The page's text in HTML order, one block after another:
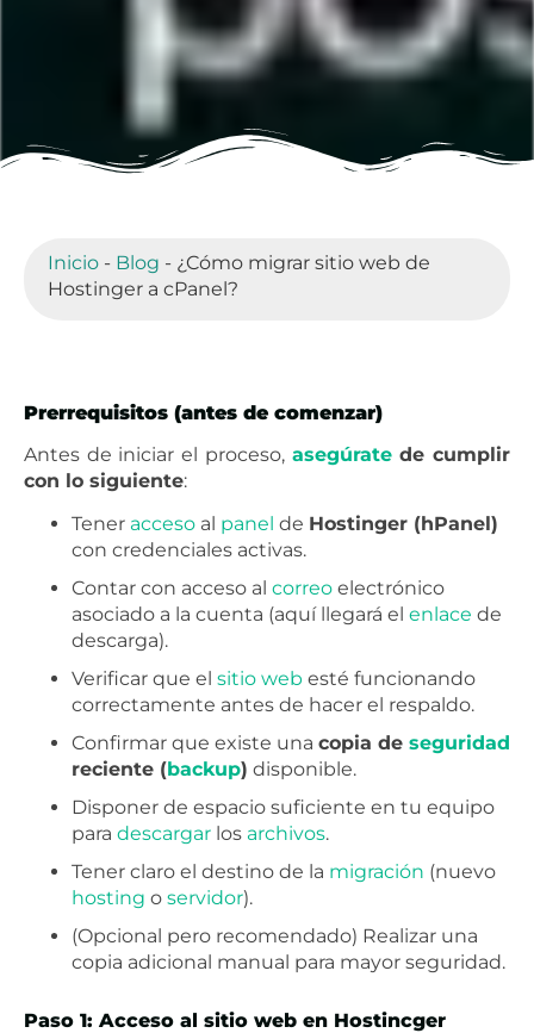
Inicio - Blog - ¿Cómo migrar sitio web de
Hostinger a cPanel?
Prerrequisitos (antes de comenzar)
Antes de iniciar el proceso, asegúratede cumplir
con lo siguiente:
Tener acceso al panel de Hostinger (hPanel)
con credenciales activas.
Contar con acceso al correo electrónico
asociado a la cuenta (aquí llegará el enlace de
descarga).
Verificar que el sitio web esté funcionando
correctamente antes de hacer el respaldo.
Confirmar que existe una copia de seguridad
reciente (backup) disponible.
Disponer de espacio suficiente en tu equipo
para descargar los archivos.
Tener claro el destino de la migración (nuevo
hosting o servidor).
(Opcional pero recomendado) Realizar una
copia adicional manual para mayor seguridad.
Paso 1: Acceso al sitio web en Hostincger